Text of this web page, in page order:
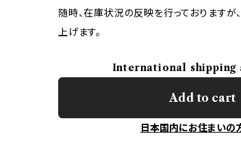
随時、在庫状況の反映を行っておりますが
上げます。
International shipping
Add to cart
日本国内にお住まいの